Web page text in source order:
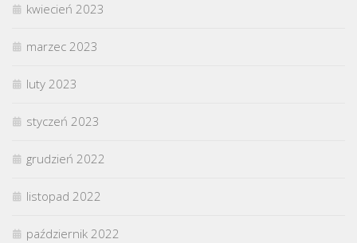
kwiecień 2023
marzec 2023
luty 2023
styczeń 2023
grudzień 2022
listopad 2022
październik 2022